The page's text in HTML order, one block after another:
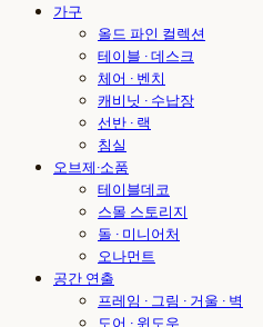
가구
올드 파인 컬렉션
테이블 · 데스크
체어 · 벤치
캐비닛 · 수납장
선반 · 랙
침실
오브제·소품
테이블데코
스몰 스토리지
돌 · 미니어처
오나먼트
공간 연출
프레임 · 그림 · 거울 · 벽